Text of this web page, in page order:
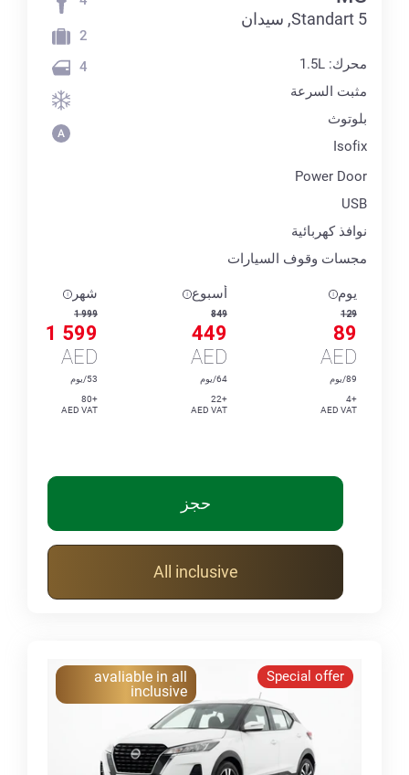
5 Standart, سيدان
محرك: 1.5L
مثبت السرعة
بلوتوث
Isofix
Power Door
USB
نوافذ كهربائية
مجسات وقوف السيارات
2
4
يوم
129
89
AED
89/يوم
+4
AED VAT
أسبوع
849
449
AED
64/يوم
+22
AED VAT
شهر
1 999
1 599
AED
53/يوم
+80
AED VAT
حجز
All inclusive
Special offer
avaliable in all
inclusive